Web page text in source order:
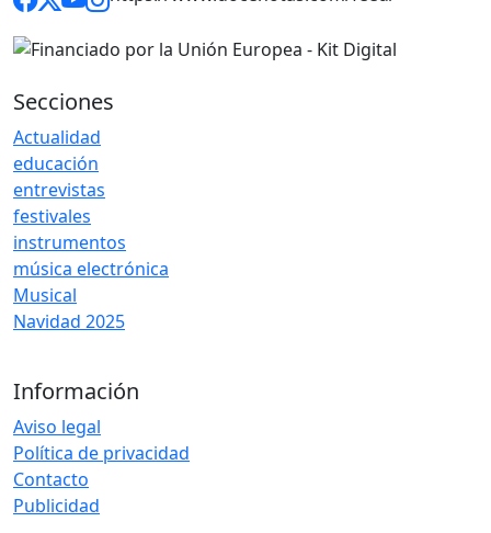
Secciones
Actualidad
educación
entrevistas
festivales
instrumentos
música electrónica
Musical
Navidad 2025
Información
Aviso legal
Política de privacidad
Contacto
Publicidad